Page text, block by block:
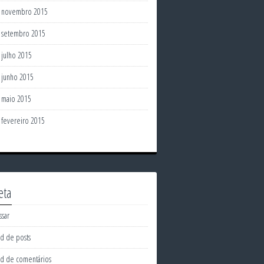
novembro 2015
setembro 2015
julho 2015
junho 2015
maio 2015
fevereiro 2015
de posts
de comentários